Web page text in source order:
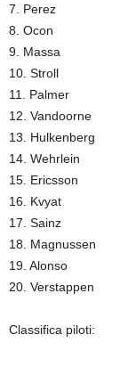
7. Perez
8. Ocon
9. Massa
10. Stroll
11. Palmer
12. Vandoorne
13. Hulkenberg
14. Wehrlein
15. Ericsson
16. Kvyat
17. Sainz
18. Magnussen
19. Alonso
20. Verstappen
Classifica piloti: